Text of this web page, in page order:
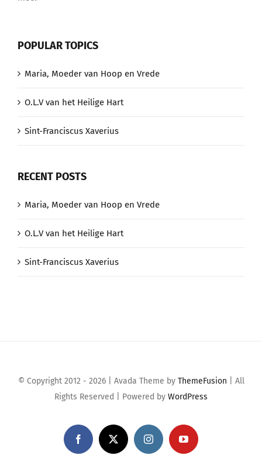
POPULAR TOPICS
Maria, Moeder van Hoop en Vrede
O.L.V van het Heilige Hart
Sint-Franciscus Xaverius
RECENT POSTS
Maria, Moeder van Hoop en Vrede
O.L.V van het Heilige Hart
Sint-Franciscus Xaverius
© Copyright 2012 - 2026 | Avada Theme by ThemeFusion | All
Rights Reserved | Powered by WordPress